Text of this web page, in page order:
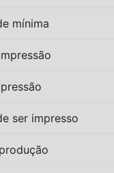
mínima
ser impresso